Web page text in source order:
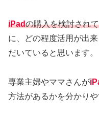
iPadの購入を検討され
に、どの程度活用が出
だいていると思います。
専業主婦やママさんが
方法があるかを分かりや